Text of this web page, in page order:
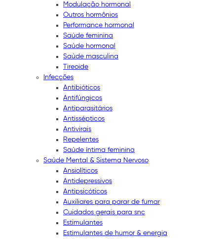
Modulação hormonal
Outros hormônios
Performance hormonal
Saúde feminina
Saúde hormonal
Saúde masculina
Tireoide
Infecções
Antibióticos
Antifúngicos
Antiparasitários
Antissépticos
Antivirais
Repelentes
Saúde íntima feminina
Saúde Mental & Sistema Nervoso
Ansiolíticos
Antidepressivos
Antipsicóticos
Auxiliares para parar de fumar
Cuidados gerais para snc
Estimulantes
Estimulantes de humor & energia